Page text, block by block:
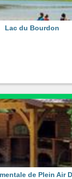
Lac du Bourdon
de Plein Air